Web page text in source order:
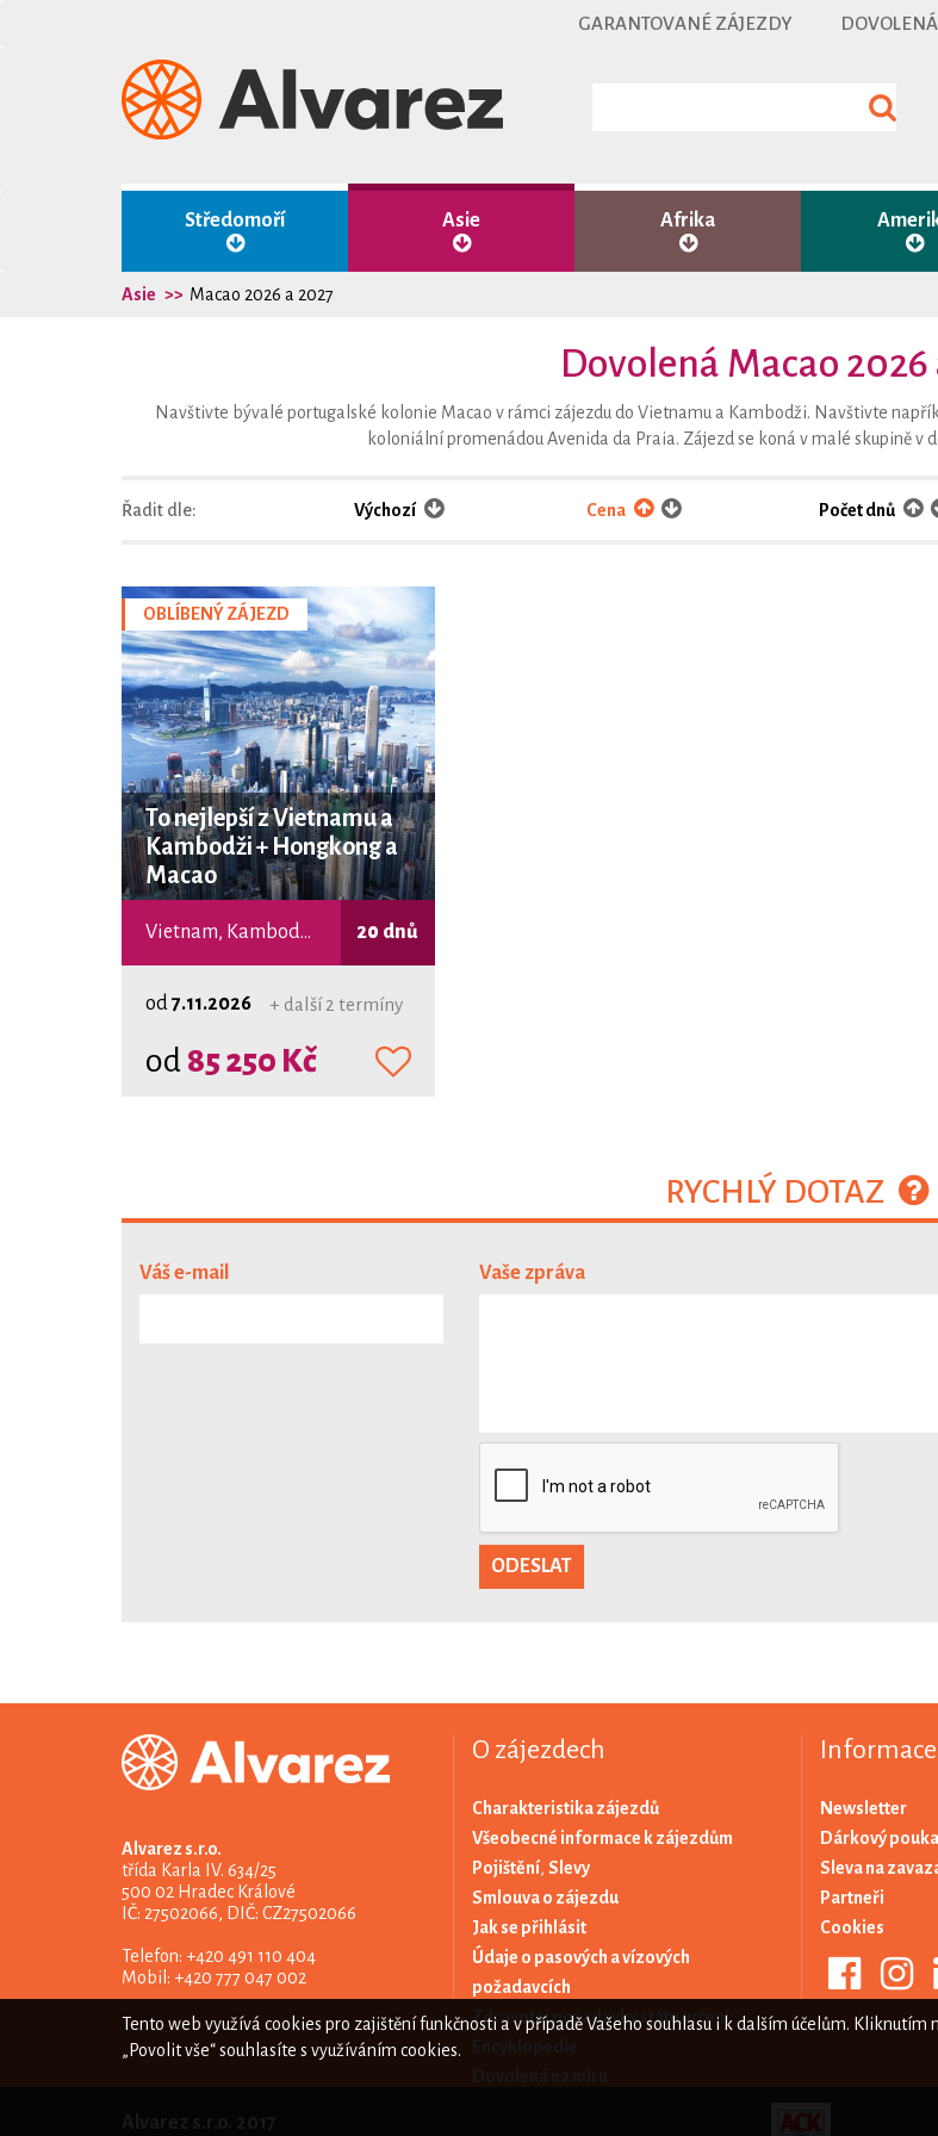
Tento web využívá cookies pro zajištění funkčnosti a v případě Vašeho souhlasu i k dalším účelům. Kliknutím
„Povolit vše“ souhlasíte s využíváním cookies.
GARANTOVANÉ ZÁJEZDY
Středomoří Asie Afrika
Asie Macao 2026 a 2027
Dovolená Macao 2026
Navštivte bývalé portugalské kolonie Macao v rámci zájezdu do Vietnamu a Kambodži. Navštivte
koloniální promenádou Avenida da Praia. Zájezd se koná v malé skupině v
Řadit dle: Výchozí Cena Počet dnů
OBLÍBENÝ ZÁJEZD
To nejlepší z Vietnamu a
Kambodži + Hongkong a
Macao
Vietnam, Kambodža, Macao 20 dnů
od 7.11.2026 + další 2 termíny
od 85 250 Kč
RYCHLÝ DOTAZ
Váš e-mail Vaše zpráva
Alvarez s.r.o.
třída Karla IV. 634/25
500 02 Hradec Králové
IČ: 27502066, DIČ: CZ27502066
Telefon: +420 491 110 404
Mobil: +420 777 047 002
O zájezdech
Charakteristika zájezdů
Všeobecné informace k zájezdům
Pojištění, Slevy
Smlouva o zájezdu
Jak se přihlásit
Údaje o pasových a vízových
požadavcích
Zdravotní požadavky státu určení
Newsletter
Dárkový
Sleva na
Partneři
Cookies